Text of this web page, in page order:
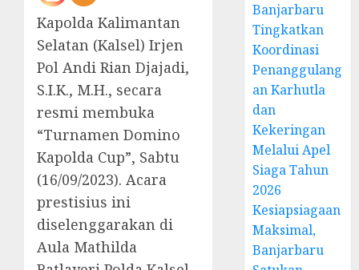
Kapolda Kalimantan
Selatan (Kalsel) Irjen
Pol Andi Rian Djajadi,
S.I.K., M.H., secara
resmi membuka
“Turnamen Domino
Kapolda Cup”, Sabtu
(16/09/2023). Acara
prestisius ini
diselenggarakan di
Aula Mathilda
Banjarbaru
Tingkatkan
Koordinasi
Penanggulang
an Karhutla
dan
Kekeringan
Melalui Apel
Siaga Tahun
2026
Kesiapsiagaan
Maksimal,
Banjarbaru